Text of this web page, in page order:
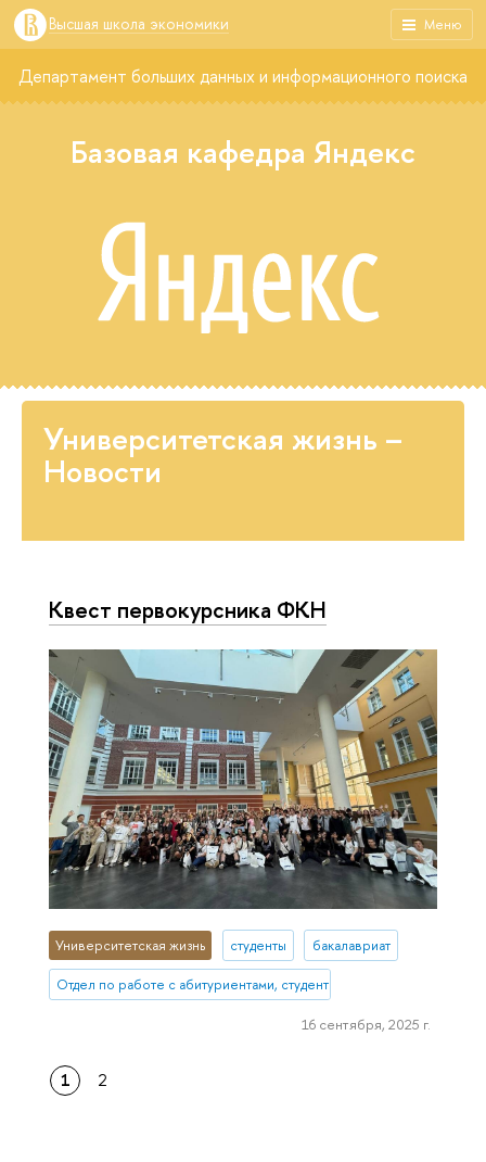
Меню
Высшая школа экономики
Департамент больших данных и информационного поиска
Базовая кафедра Яндекс
Университетская жизнь –
Новости
Квест первокурсника ФКН
Университетская жизнь студенты бакалавриат
Отдел по работе с абитуриентами, студентами и выпускниками
16 сентября, 2025 г.
1 2